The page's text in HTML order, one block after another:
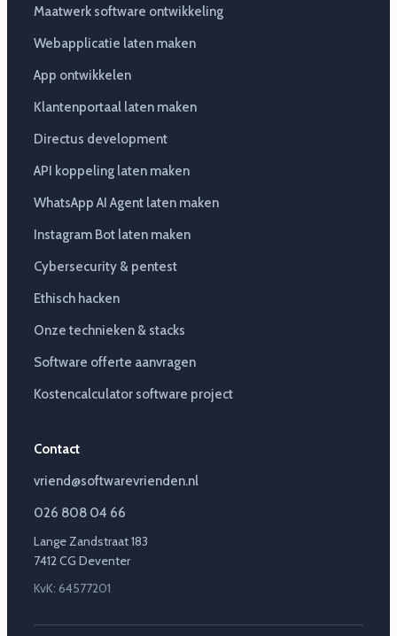
Maatwerk software ontwikkeling
Webapplicatie laten maken
App ontwikkelen
Klantenportaal laten maken
Directus development
API koppeling laten maken
WhatsApp AI Agent laten maken
Instagram Bot laten maken
Cybersecurity & pentest
Ethisch hacken
Onze technieken & stacks
Software offerte aanvragen
Kostencalculator software project
Contact
vriend@softwarevrienden.nl
026 808 04 66
Lange Zandstraat 183
7412 CG Deventer
KvK: 64577201